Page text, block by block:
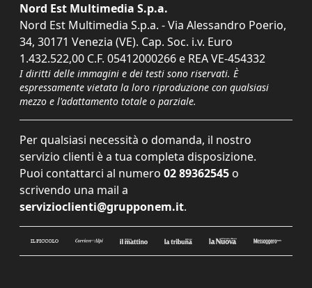
Nord Est Multimedia S.p.a.
Nord Est Multimedia S.p.a. - Via Alessandro Poerio,
34, 30171 Venezia (VE). Cap. Soc. i.v. Euro
1.432.522,00 C.F. 05412000266 e REA VE-454332
I diritti delle immagini e dei testi sono riservati. È
espressamente vietata la loro riproduzione con qualsiasi
mezzo e l'adattamento totale o parziale.
Per qualsiasi necessità o domanda, il nostro
servizio clienti è a tua completa disposizione.
Puoi contattarci al numero 02 89362545 o
scrivendo una mail a
servizioclienti@grupponem.it.